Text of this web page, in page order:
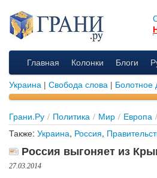
Главная Колонки Блоги
Украина | Свобода слова | Болотное
Грани.Ру / Политика / Мир / Европа /
Также: Украина, Россия,
Россия выгоняет из
27.03.2014